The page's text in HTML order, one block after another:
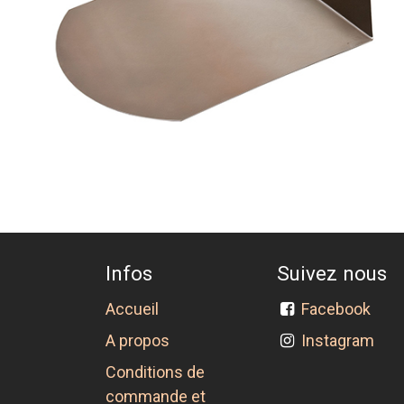
Infos
Accueil
A propos
Conditions de
commande et
Suivez nous
Facebook
Instagram